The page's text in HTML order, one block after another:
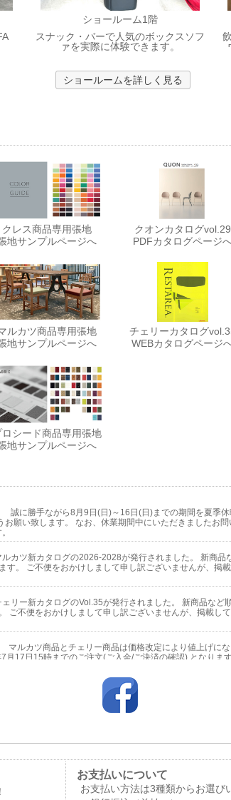
ショールーム1階
スナック・バーで人気のボックスソフ
ァを実際に体験できます。
ショールームを詳しく見る
クレス商品専用張地
地サンプルページへ
クオンカタログvol.29
PDFカタログページ
ルカツ商品専用張地
地サンプルページへ
チェリーカタログ
WEBカタログページ
ロシード商品専用張地
地サンプルページへ
お支払いについて
お支払い方法は3種類からお選び